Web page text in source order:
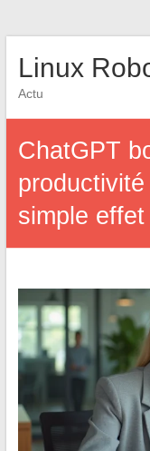
Linux
Actu
ChatGPT
productivité
simple